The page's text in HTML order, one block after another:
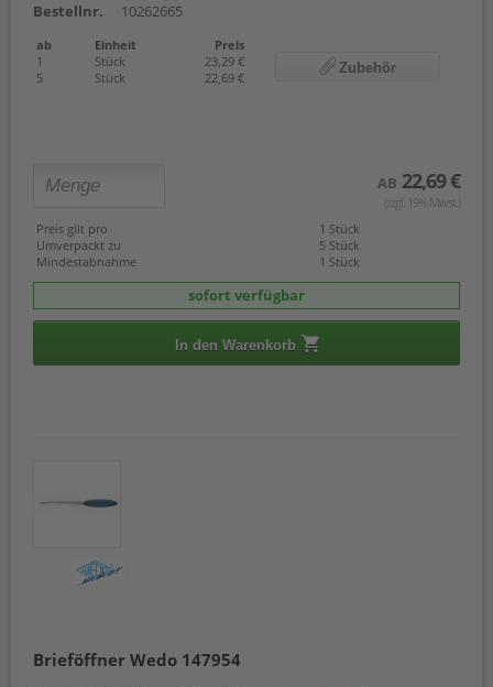
Bestellnr.
10262665
ab Einheit
Preis
1
Stück
23,29 €
5
Stück 22,69 €
Zubehör
AB 22,69 €
(zzgl. 19% Mwst.)
Preis gilt pro
1 Stück
Umverpackt zu
5 Stück
Mindestabnahme
1 Stück
sofort verfügbar
In den Warenkorb
Brieföffner Wedo 147954